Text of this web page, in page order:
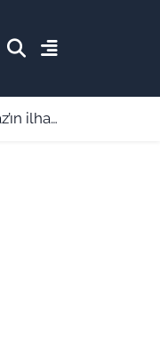
hikayesi